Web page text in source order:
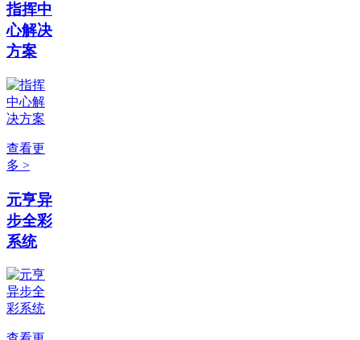
指挥中
心解决
方案
查看更
多 >
元亨异
步全彩
系统